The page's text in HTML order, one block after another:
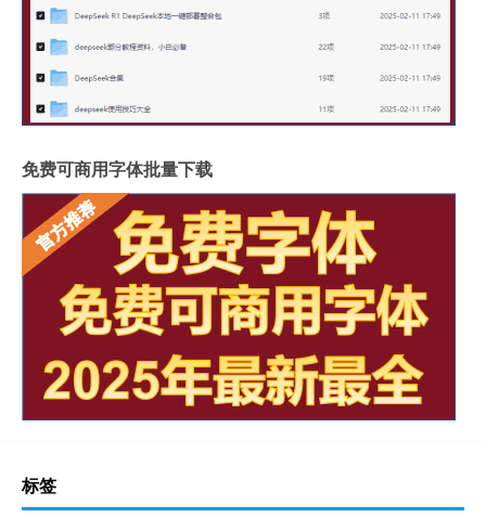
免费可商用字体批量下载
标签